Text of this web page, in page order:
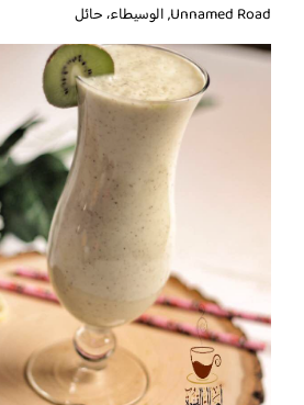
Unnamed Road, الوسيطاء، حائل